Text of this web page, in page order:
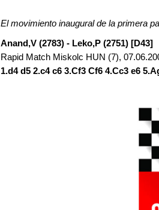
El movimiento inaugural de la primera
Anand,V (2783) - Leko,P (2751) [D43]
Rapid Match Miskolc HUN (7),
1.d4 d5 2.c4 c6 3.Cf3 Cf6 4.Cc3 e6